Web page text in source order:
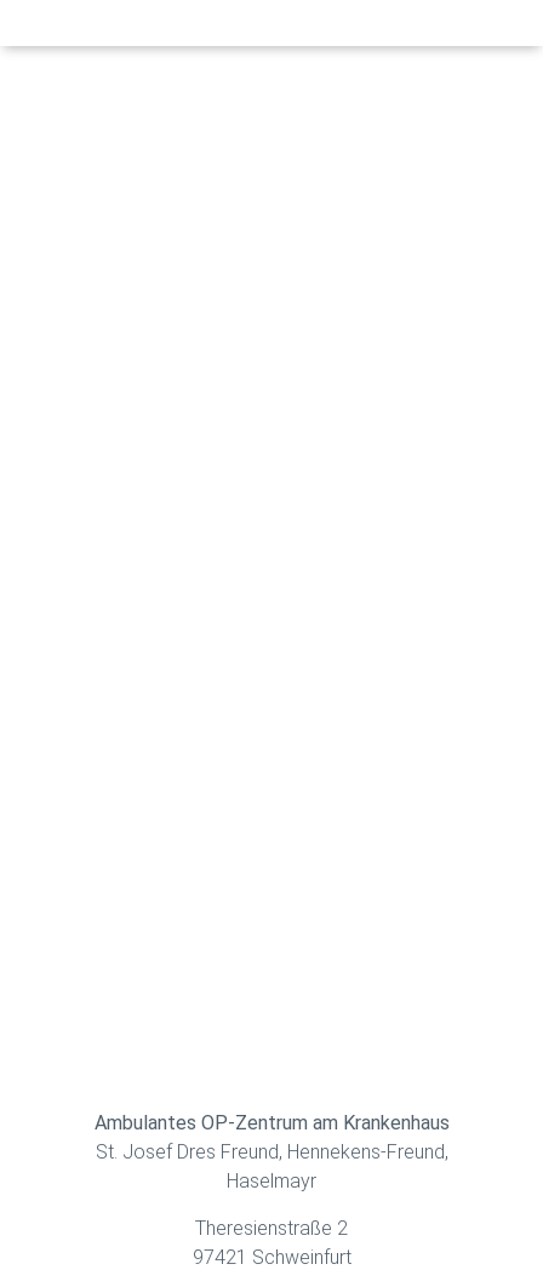
Ambulantes OP-Zentrum am Krankenhaus
St. Josef Dres Freund, Hennekens-Freund,
Haselmayr
Theresienstraße 2
97421 Schweinfurt